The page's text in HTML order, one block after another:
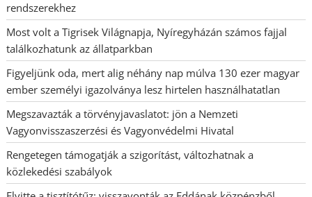
rendszerekhez
Most volt a Tigrisek Világnapja, Nyíregyházán számos fajjal
találkozhatunk az állatparkban
Figyeljünk oda, mert alig néhány nap múlva 130 ezer magyar
ember személyi igazolványa lesz hirtelen használhatatlan
Megszavazták a törvényjavaslatot: jön a Nemzeti
Vagyonvisszaszerzési és Vagyonvédelmi Hivatal
Rengetegen támogatják a szigorítást, változhatnak a
közlekedési szabályok